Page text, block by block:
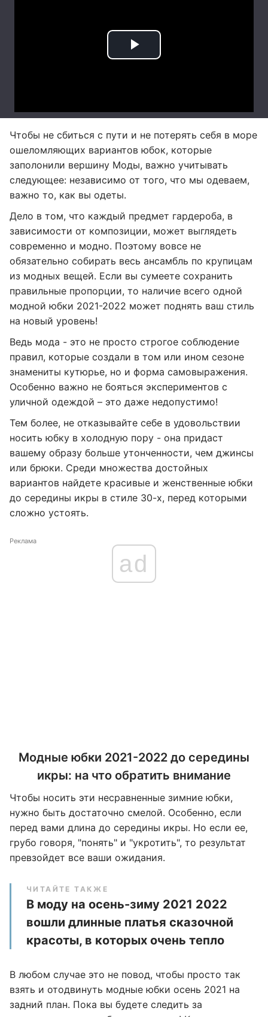
Чтобы не сбиться с пути и не потерять себя в море
ошеломляющих вариантов юбок, которые
заполонили вершину Моды, важно учитывать
следующее: независимо от того, что мы одеваем,
важно то, как вы одеты.
Дело в том, что каждый предмет гардероба, в
зависимости от композиции, может выглядеть
современно и модно. Поэтому вовсе не
обязательно собирать весь ансамбль по крупицам
из модных вещей. Если вы сумеете сохранить
правильные пропорции, то наличие всего одной
модной юбки 2021-2022 может поднять ваш стиль
на новый уровень!
Ведь мода - это не просто строгое соблюдение
правил, которые создали в том или ином сезоне
знамениты кутюрье, но и форма самовыражения.
Особенно важно не бояться экспериментов с
уличной одеждой – это даже недопустимо!
Тем более, не отказывайте себе в удовольствии
носить юбку в холодную пору - она придаст
вашему образу больше утонченности, чем джинсы
или брюки. Среди множества достойных
вариантов найдете красивые и женственные юбки
до середины икры в стиле 30-х, перед которыми
сложно устоять.
Реклама
ad
Модные юбки 2021-2022 до середины
икры: на что обратить внимание
Чтобы носить эти несравненные зимние юбки,
нужно быть достаточно смелой. Особенно, если
перед вами длина до середины икры. Но если ее,
грубо говоря, "понять" и "укротить", то результат
превзойдет все ваши ожидания.
ЧИТАЙТЕ ТАКЖЕ
В моду на осень-зиму 2021 2022
вошли длинные платья сказочной
красоты, в которых очень тепло
В любом случае это не повод, чтобы просто так
взять и отодвинуть модные юбки осень 2021 на
задний план. Пока вы будете следить за